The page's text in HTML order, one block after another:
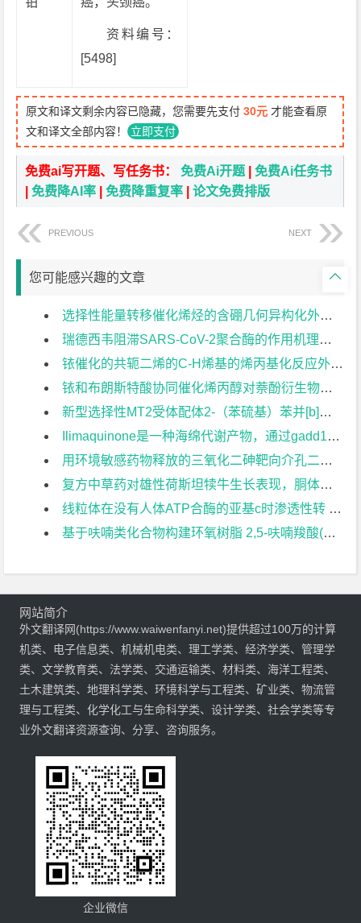
资料编号：
[5498]
原文和译文剩余内容已隐藏，您需要先支付30元 才能查看原
文和译文全部内容！ 立即支付
免费ai写开题、写任务书：免费Ai开题 |免费Ai任务书
|免费降AI率 |免费降重复率 |论文免费排版
PREVIOUS NEXT
您可能感兴趣的文章
选择性能量转移催化烯烃的含硼几何异构化外文翻译资料
瑞德西韦阻滞SARS-CoV-2聚合酶的作用机理外文翻译资料
铱催化的共轭二烯的C-H烯基的烯丙基化反应外文翻译资料
铱和布朗斯特酸协同催化烯丙醇对萘酚衍生物的对映选择性脱芳构化外文翻译资料
新型选择性MT2受体配体2-（苯硫基）苯并[b]噻吩类化合物的制备和药理学评价外文翻译资料
Ilimaquinone是一种海绵代谢产物，通过gadd153介导的途径发挥抗癌作用外文翻译资料
用环境敏感药物释放的三氧化二砷靶向介孔二氧 化硅纳米颗粒有效治疗三阴性乳腺癌外文翻译资料
复方中草药对雄性荷斯坦犊牛生长表现，胴体特征和肉质的 影响外文翻译资料
线粒体在没有人体ATP合酶的亚基c时渗透性转 变的持久性外文翻译资料
基于呋喃类化合物构建环氧树脂 2,5-呋喃羧酸(FDCA)生物基环氧树脂的合成及性能研究外文翻译资料

网站简介
外文翻译网(https://www.waiwenfanyi.net)提供超过100万的计算
机类、电子信息类、机械机电类、理工学类、经济学类、管理学
类、文学教育类、法学类、交通运输类、材料类、海洋工程类、
土木建筑类、地理科学类、环境科学与工程类、矿业类、物流管
理与工程类、化学化工与生命科学类、设计学类、社会学类等专
业外文翻译资源查询、分享、咨询服务。
企业微信